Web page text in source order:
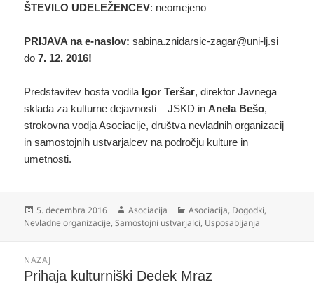
ŠTEVILO UDELEŽENCEV: neomejeno
PRIJAVA na e-naslov: sabina.znidarsic-zagar@uni-lj.si
do7. 12. 2016!
Predstavitev bosta vodila Igor Teršar, direktor Javnega
sklada za kulturne dejavnosti – JSKD inAnela Bešo,
strokovna vodja Asociacije, društva nevladnih organizacij
in samostojnih ustvarjalcev na področju kulture in
umetnosti.
Objavljeno
dne
5. decembra 2016 Avtor
Asociacija Kategorije
Asociacija, Dogodki,
Nevladne organizacije,Samostojni ustvarjalci, Usposabljanja
prispevka
NAZAJ
Prejšnji
Prihaja kulturniški Dedek Mraz